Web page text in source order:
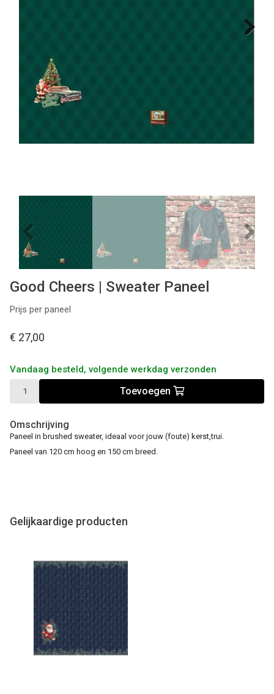
Cadeaubon
Solden
Previous Next
Good Cheers | Sweater Paneel
Prijs per paneel
€ 27,00
Vandaag besteld, volgende werkdag verzonden
Toevoegen
Omschrijving
Paneel in brushed sweater, ideaal voor jouw (foute) kerst,trui.
Paneel van 120 cm hoog en 150 cm breed.
Gelijkaardige producten